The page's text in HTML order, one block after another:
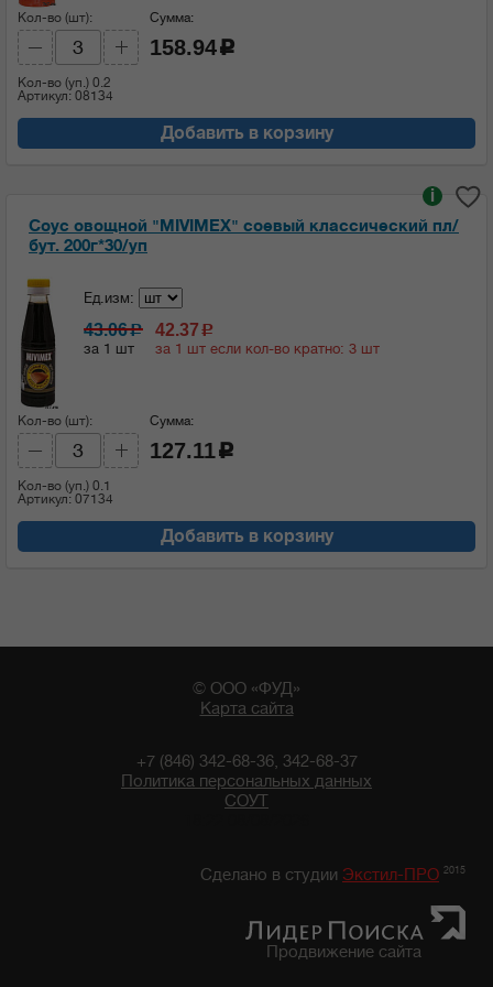
Кол-во (шт):
Кол-во (уп.) 0.2
Артикул: 08134
Сумма:
158.94 c
Добавить в корзину
Соус овощной "MIVIMEX" соевый классический пл/
бут. 200г*30/уп
i
Ед.изм:
43.06c
за 1 шт
42.37 c
за 1 шт если кол-во кратно: 3 шт
Кол-во (шт):
Кол-во (уп.) 0.1
Артикул: 07134
Сумма:
127.11 c
Добавить в корзину
© ООО «ФУД»
Карта сайта
+7 (846) 342-68-36, 342-68-37
Политика персональных данных
СОУТ
Сделано в студии Экстил-ПРО 2015
Продвижение сайта